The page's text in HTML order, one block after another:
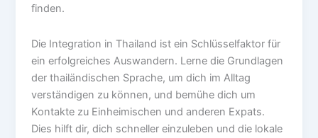
finden.
Die Integration in Thailand ist ein Schlüsselfaktor für
ein erfolgreiches Auswandern. Lerne die Grundlagen
der thailändischen Sprache, um dich im Alltag
verständigen zu können, und bemühe dich um
Kontakte zu Einheimischen und anderen Expats.
Dies hilft dir, dich schneller einzuleben und die lokale